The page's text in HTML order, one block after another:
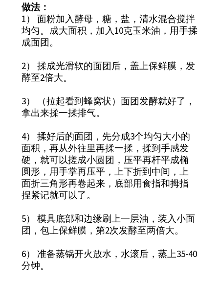
做法：
1） 面粉加入酵母，糖，盐，清水混合搅拌
均匀。成大面积，加入10克玉米油，用手揉
成面团。
2） 揉成光滑软的面团后，盖上保鲜膜，发
酵至2倍大。
3） （拉起看到蜂窝状）面团发酵就好了，
拿出来揉一揉排气。
4） 揉好后的面团，先分成3个均匀大小的
面积，再从外往里再揉一揉，揉到手感发
硬，就可以搓成小圆团，压平再杆平成椭
圆形，用手掌再压平，上下折到中间，上
面折三角形再卷起来，底部用食指和拇指
捏紧记就可以了。
5） 模具底部和边缘刷上一层油，装入小面
团，包上保鲜膜，第2次发酵至两倍大。
6） 准备蒸锅开火放水，水滚后，蒸上35-40
分钟。